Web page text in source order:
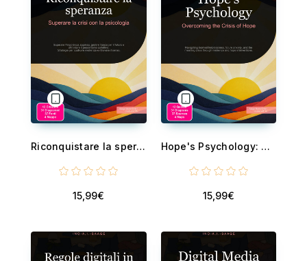
Riconquistare la speranza: Superare la crisi con la psicologia - Superare l'impotenza appresa, gestire l'ansia per il futuro e affrontare il pessimismo collettivo. Strategie per costruire resilienza e ritrovare il senso. ...
15,99€
Hope's Psychology: Overcoming the Crisis of Hope - Navigating learned helplessness, future anxiety, and the meaning crisis through resilience and hope interventions.
15,99€